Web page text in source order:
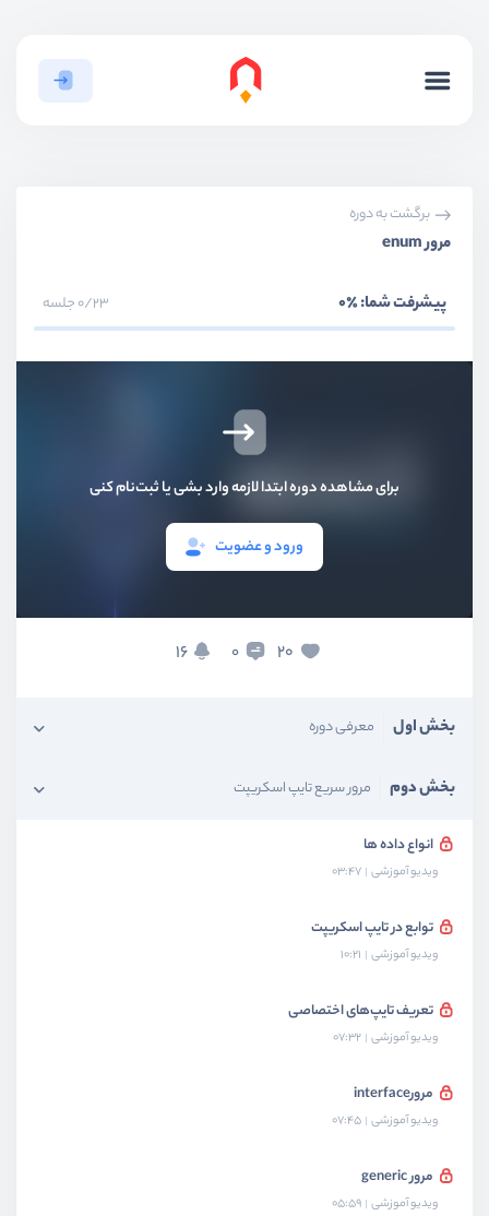
برگشت به دوره
مرور enum
پیشرفت شما:٪0 0/23 جلسه
برای مشاهده دوره ابتدا لازمه وارد بشی یا ثبت‌نام کنی
ورود و عضویت
20
0
16
بخش اول معرفی دوره
بخش دوم مرور سریع تایپ اسکریپت
انواع داده ها
ویدیو آموزشی 03:47
توابع در تایپ اسکریپت
ویدیو آموزشی 10:21
تعریف تایپ‌های اختصاصی
ویدیو آموزشی 07:32
مرورinterface
ویدیو آموزشی 07:45
مرور generic
ویدیو آموزشی 05:59